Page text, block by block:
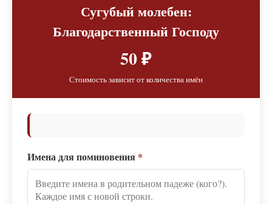
Сугубый молебен:
Благодарственный Господу
50 ₽
Стоимость зависит от количества имён
Имена для поминовения *